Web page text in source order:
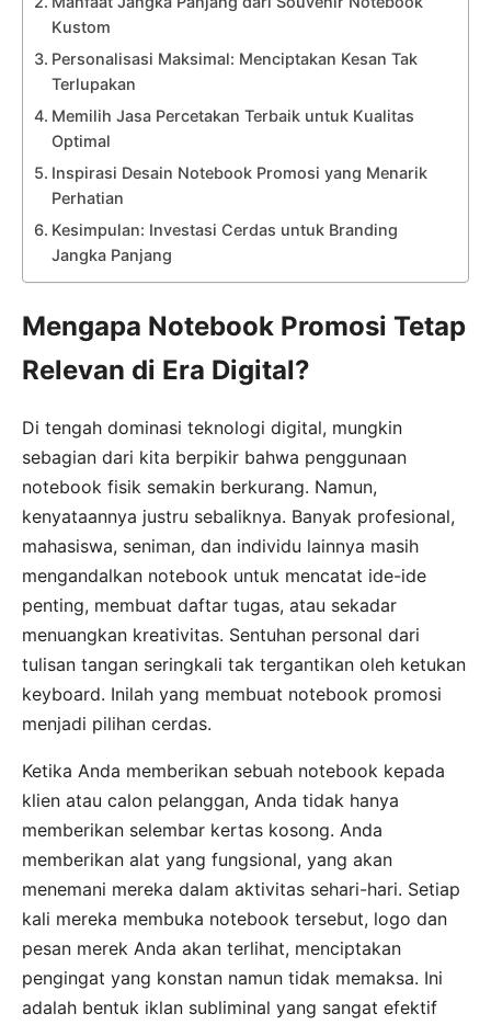
Kustom
Personalisasi Maksimal: Menciptakan Kesan Tak
Terlupakan
Memilih Jasa Percetakan Terbaik untuk Kualitas
Optimal
Inspirasi Desain Notebook Promosi yang Menarik
Perhatian
Kesimpulan: Investasi Cerdas untuk Branding
Jangka Panjang
Mengapa Notebook Promosi Tetap
Relevan di Era Digital?
Di tengah dominasi teknologi digital, mungkin
sebagian dari kita berpikir bahwa penggunaan
notebook fisik semakin berkurang. Namun,
kenyataannya justru sebaliknya. Banyak profesional,
mahasiswa, seniman, dan individu lainnya masih
mengandalkan notebook untuk mencatat ide-ide
penting, membuat daftar tugas, atau sekadar
menuangkan kreativitas. Sentuhan personal dari
tulisan tangan seringkali tak tergantikan oleh ketukan
keyboard. Inilah yang membuat notebook promosi
menjadi pilihan cerdas.
Ketika Anda memberikan sebuah notebook kepada
klien atau calon pelanggan, Anda tidak hanya
memberikan selembar kertas kosong. Anda
memberikan alat yang fungsional, yang akan
menemani mereka dalam aktivitas sehari-hari. Setiap
kali mereka membuka notebook tersebut, logo dan
pesan merek Anda akan terlihat, menciptakan
pengingat yang konstan namun tidak memaksa. Ini
adalah bentuk iklan subliminal yang sangat efektif